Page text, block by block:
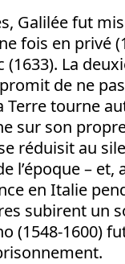
Galilée fut
fois en privé
(1633). La
de ne
Terre tourne
sur son
réduisit au
l’époque – et,
en Italie
subirent un
(1548-1600)